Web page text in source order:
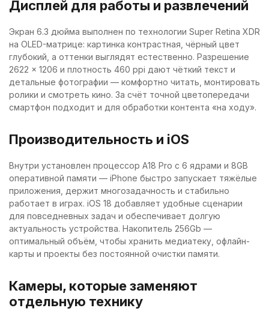
Дисплей для работы и развлечений
Экран 6.3 дюйма выполнен по технологии Super Retina XDR
на OLED-матрице: картинка контрастная, чёрный цвет
глубокий, а оттенки выглядят естественно. Разрешение
2622 × 1206 и плотность 460 ppi дают чёткий текст и
детальные фотографии — комфортно читать, монтировать
ролики и смотреть кино. За счёт точной цветопередачи
смартфон подходит и для обработки контента «на ходу».
Производительность и iOS
Внутри установлен процессор A18 Pro с 6 ядрами и 8GB
оперативной памяти — iPhone быстро запускает тяжёлые
приложения, держит многозадачность и стабильно
работает в играх. iOS 18 добавляет удобные сценарии
для повседневных задач и обеспечивает долгую
актуальность устройства. Накопитель 256Gb —
оптимальный объём, чтобы хранить медиатеку, офлайн-
карты и проекты без постоянной очистки памяти.
Камеры, которые заменяют
отдельную технику